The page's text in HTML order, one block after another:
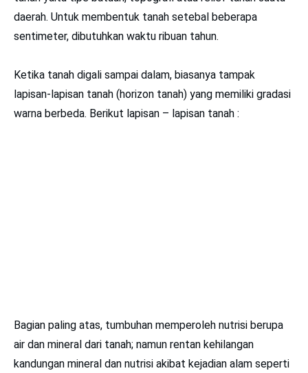
daerah. Untuk membentuk tanah setebal beberapa
sentimeter, dibutuhkan waktu ribuan tahun.
Ketika tanah digali sampai dalam, biasanya tampak
lapisan-lapisan tanah (horizon tanah) yang memiliki gradasi
warna berbeda. Berikut lapisan – lapisan tanah :
Bagian paling atas, tumbuhan memperoleh nutrisi berupa
air dan mineral dari tanah; namun rentan kehilangan
kandungan mineral dan nutrisi akibat kejadian alam seperti